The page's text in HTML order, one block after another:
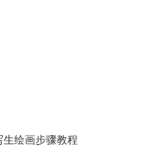
绘画步骤教程